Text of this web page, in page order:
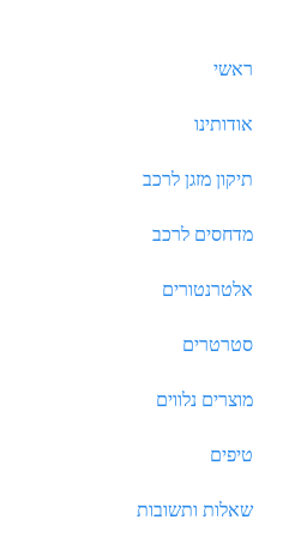
ראשי
אודותינו
תיקון מזגן לרכב
מדחסים לרכב
אלטרנטורים
סטרטרים
מוצרים נלווים
טיפים
שאלות ותשובות